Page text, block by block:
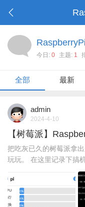
今日: 0 主题: 1
全部 最新
admin
2024-4-10
【树莓派】
把吃灰已久的树莓派拿
玩玩。 在这里记录下搞